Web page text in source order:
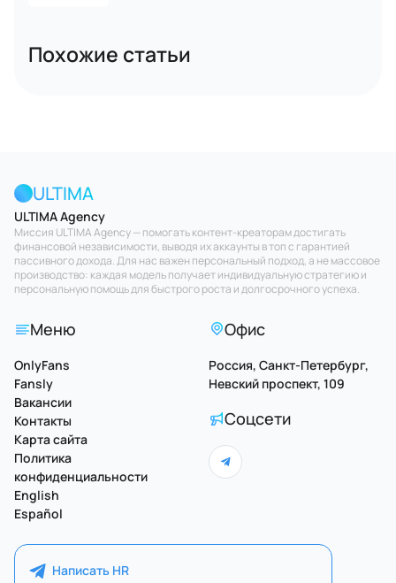
Похожие статьи
ULTIMA
ULTIMA Agency
Миссия ULTIMA Agency — помогать контент-креаторам достигать
финансовой независимости, выводя их аккаунты в топ с гарантией
пассивного дохода. Для нас важен персональный подход, а не массовое
производство: каждая модель получает индивидуальную стратегию и
персональную помощь для быстрого роста и долгосрочного успеха.
Меню
OnlyFans
Fansly
Вакансии
Контакты
Карта сайта
Политика
конфиденциальности
English
Español
Офис
Россия, Санкт-Петербург,
Невский проспект, 109
Соцсети
Написать HR